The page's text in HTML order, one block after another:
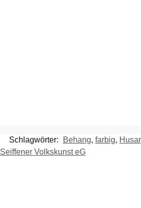
Schlagwörter: Behang, farbig, Husar
Seiffener Volkskunst eG